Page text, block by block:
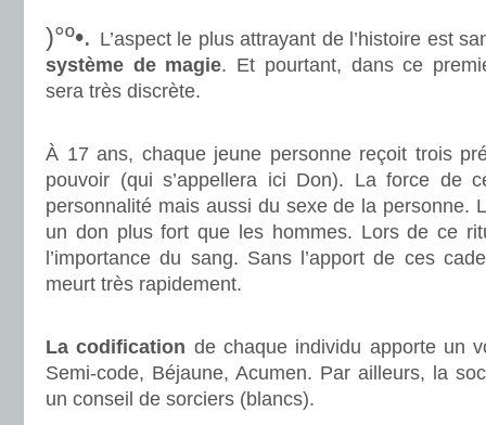
)°º•. L’aspect le plus attrayant de l’histoire est
système de magie. Et pourtant, dans ce
sera très discrète.
À 17 ans, chaque jeune personne reçoit trois
pouvoir (qui s’appellera ici Don). La force de
personnalité mais aussi du sexe de la personne.
un don plus fort que les hommes. Lors de ce
l’importance du sang. Sans l’apport de ces
meurt très rapidement.
La codification de chaque individu apporte un
Semi-code, Béjaune, Acumen. Par ailleurs, la
un conseil de sorciers (blancs).